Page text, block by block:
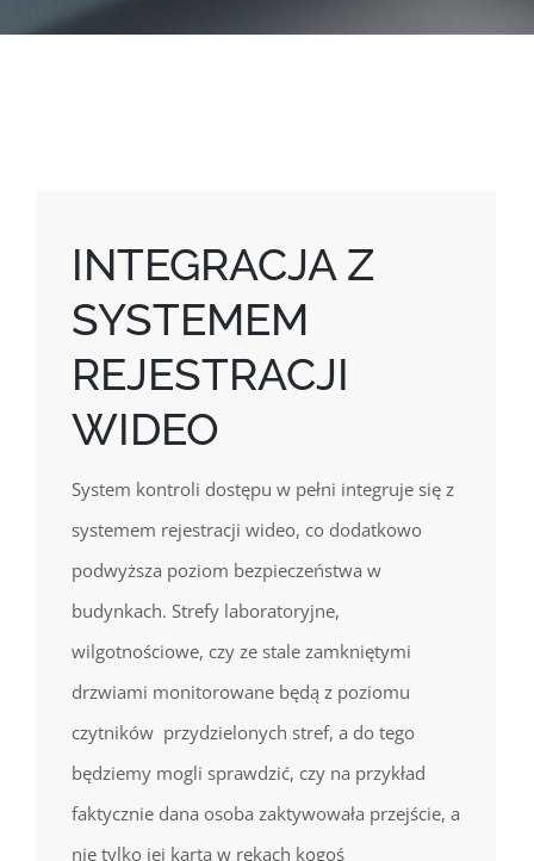
INTEGRACJA Z
SYSTEMEM
REJESTRACJI
WIDEO
System kontroli dostępu w pełni integruje się z
systemem rejestracji wideo, co dodatkowo
podwyższa poziom bezpieczeństwa w
budynkach. Strefy laboratoryjne,
wilgotnościowe, czy ze stale zamkniętymi
drzwiami monitorowane będą z poziomu
czytników przydzielonych stref, a do tego
będziemy mogli sprawdzić, czy na przykład
faktycznie dana osoba zaktywowała przejście, a
nie tylko jej karta w rękach kogoś